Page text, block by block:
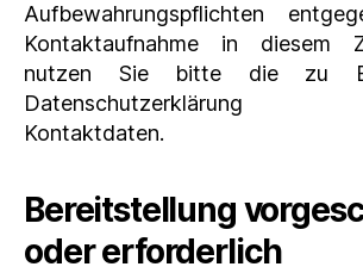
Aufbewahrungspflichten
Kontaktaufnahme in diesem
nutzen Sie bitte die zu
Datenschutzerklärung
Kontaktdaten.
Bereitstellung
oder erforderlich